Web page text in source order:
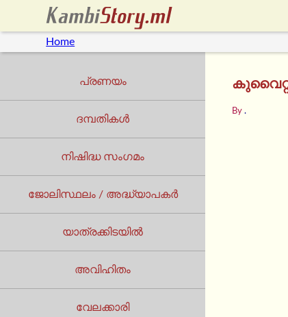
Home
പ്രണയം
ദമ്പതികൾ
നിഷിദ്ധ സംഗമം
ജോലിസ്ഥലം / അദ്ധ്യാപകർ
യാത്രക്കിടയില്‍
അവിഹിതം
വേലക്കാരി
By.